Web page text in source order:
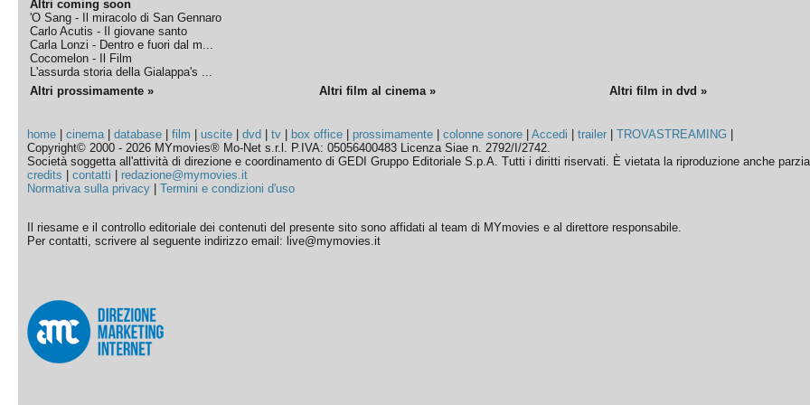
Altri coming soon
'O Sang - Il miracolo di San Gennaro
Carlo Acutis - Il giovane santo
Carla Lonzi - Dentro e fuori dal m...
Cocomelon - Il Film
L'assurda storia della Gialappa's ...
Altri prossimamente » Altri film al cinema » Altri film in dvd »
home |cinema|database |film |uscite |dvd |tv box office prossimamente |colonne sonore |Accedi |trailer |TROVASTREAMING
Copyright© 2000 - 2026 MYmovies® Mo-Net s.r.l. P.IVA: 05056400483 Licenza Siae n. 2792/I/2742.
Società soggetta all'attività di direzione e coordinamento di GEDI Gruppo Editoriale S.p.A. Tutti i diritti riservati. È vietata la riproduzione anche
credits |contatti
redazione@mymovies.it
Normativa sulla privacy |Termini e condizioni d'uso
Il riesame e il controllo editoriale dei contenuti del presente sito sono affidati al team di MYmovies e al direttore responsabile.
Per contatti, scrivere al seguente indirizzo email: live@mymovies.it